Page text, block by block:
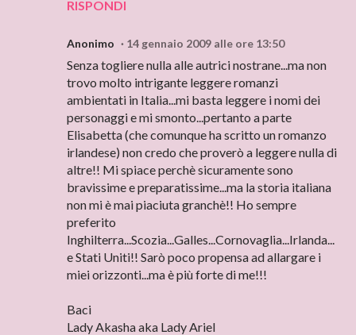
RISPONDI
Anonimo 14 gennaio 2009 alle ore 13:50
Senza togliere nulla alle autrici nostrane...ma non
trovo molto intrigante leggere romanzi
ambientati in Italia...mi basta leggere i nomi dei
personaggi e mi smonto...pertanto a parte
Elisabetta (che comunque ha scritto un romanzo
irlandese) non credo che proverò a leggere nulla di
altre!! Mi spiace perchè sicuramente sono
bravissime e preparatissime...ma la storia italiana
non mi è mai piaciuta granchè!! Ho sempre
preferito
Inghilterra...Scozia...Galles...Cornovaglia...Irlanda...
e Stati Uniti!! Sarò poco propensa ad allargare i
miei orizzonti...ma è più forte di me!!!
Baci
Lady Akasha aka Lady Ariel